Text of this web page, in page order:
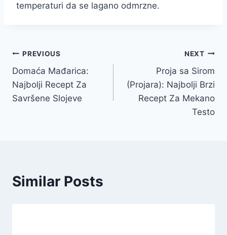
temperaturi da se lagano odmrzne.
Post
navigation
PREVIOUS
Domaća Mađarica:
Najbolji Recept Za
Savršene Slojeve
NEXT
Proja sa Sirom
(Projara): Najbolji Brzi
Recept Za Mekano
Testo
Similar Posts